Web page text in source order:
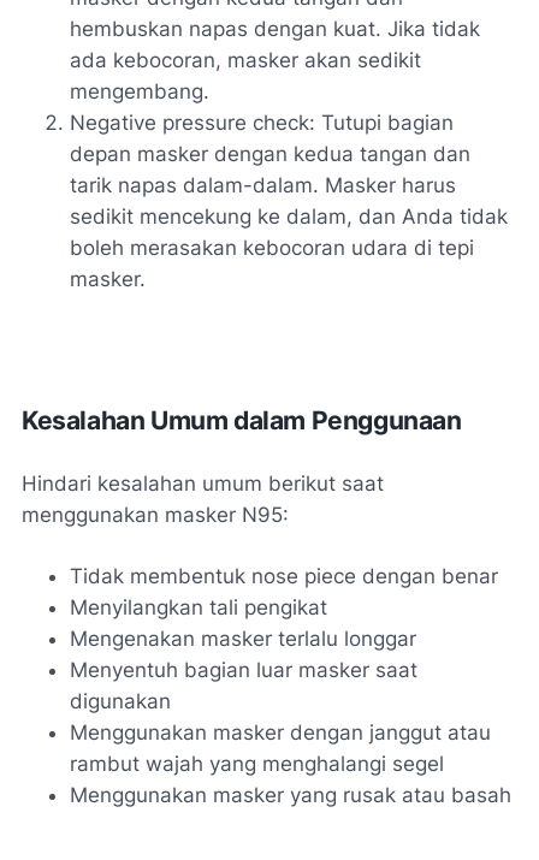
hembuskan napas dengan kuat. Jika tidak
ada kebocoran, masker akan sedikit
mengembang.
Negative pressure check: Tutupi bagian
depan masker dengan kedua tangan dan
tarik napas dalam-dalam. Masker harus
sedikit mencekung ke dalam, dan Anda tidak
boleh merasakan kebocoran udara di tepi
masker.
Kesalahan Umum dalam Penggunaan
Hindari kesalahan umum berikut saat
menggunakan masker N95:
Tidak membentuk nose piece dengan benar
Menyilangkan tali pengikat
Mengenakan masker terlalu longgar
Menyentuh bagian luar masker saat
digunakan
Menggunakan masker dengan janggut atau
rambut wajah yang menghalangi segel
Menggunakan masker yang rusak atau basah